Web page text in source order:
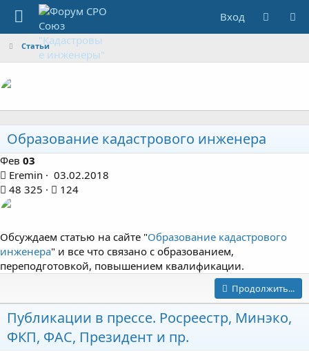
Вход
Статьи
Образование кадастрового инженера
Фев 03
Eremin
03.02.2018
48 325
124
Обсуждаем статью на сайте "Образование кадастрового
инженера" и все что связано с образованием,
переподготовкой, повышением квалификации.
Продолжить...
Публикации в прессе. Росреестр, Минэко,
ФКП, ФАС, Президент и пр.